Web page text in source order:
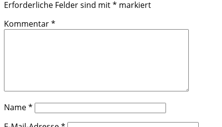
Erforderliche Felder sind mit* markiert
Kommentar*
Name*